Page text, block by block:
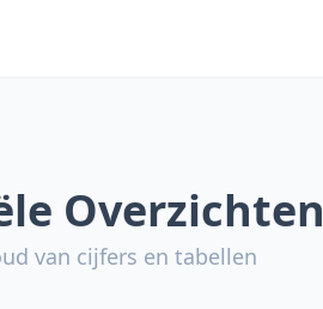
Overzichten
van cijfers en tabellen